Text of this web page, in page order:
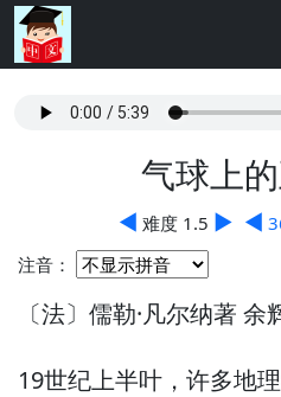
气球上
◀ 难度 1.5 ▶ ◀
注音：
〔法〕儒勒·凡尔纳著 余
19世纪上半叶， 许多地